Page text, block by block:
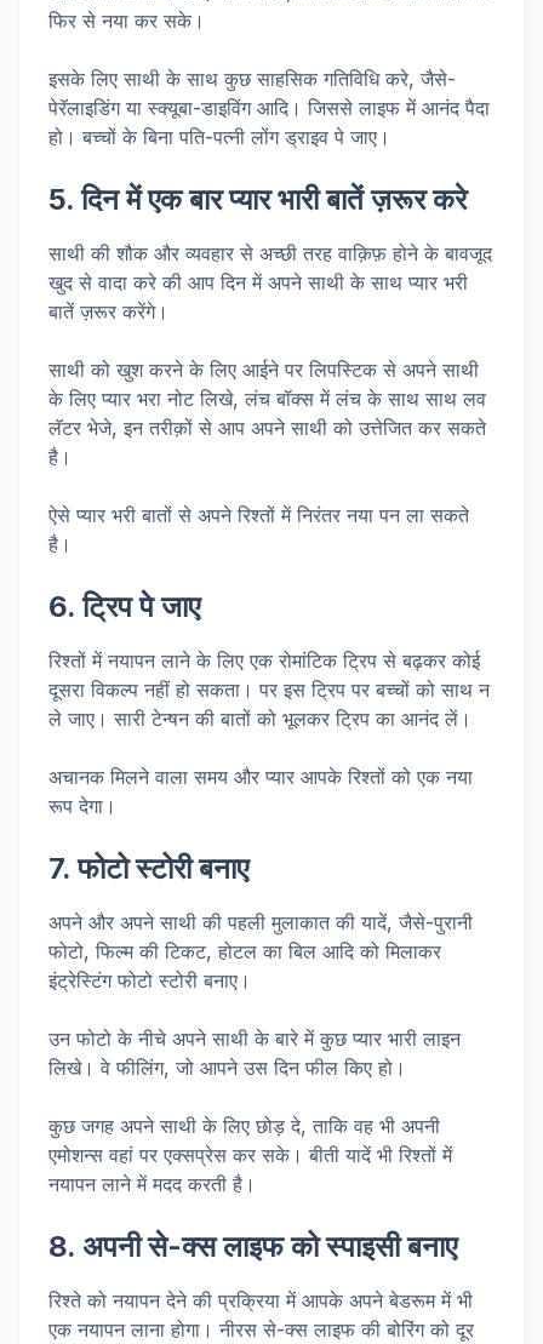
फिर से नया कर सके।
इसके लिए साथी के साथ कुछ साहसिक गतिविधि करे, जैसे-
पेरॅलाइडिंग या स्क्यूबा-डाइविंग आदि। जिससे लाइफ में आनंद पैदा
हो। बच्चों के बिना पति-पत्नी लोंग ड्राइव पे जाए।
5. दिन में एक बार प्यार भारी बातें ज़रूर करे
साथी की शौक और व्यवहार से अच्छी तरह वाक़िफ़ होने के बावजूद
खुद से वादा करे की आप दिन में अपने साथी के साथ प्यार भरी
बातें ज़रूर करेंगे।
साथी को खुश करने के लिए आईने पर लिपस्टिक से अपने साथी
के लिए प्यार भरा नोट लिखे, लंच बॉक्स में लंच के साथ साथ लव
लॅटर भेजे, इन तरीक़ों से आप अपने साथी को उत्तेजित कर सकते
है।
ऐसे प्यार भरी बातों से अपने रिश्तों में निरंतर नया पन ला सकते
है।
6. ट्रिप पे जाए
रिश्तों में नयापन लाने के लिए एक रोमांटिक ट्रिप से बढ़कर कोई
दूसरा विकल्प नहीं हो सकता। पर इस ट्रिप पर बच्चों को साथ न
ले जाए। सारी टेन्षन की बातों को भूलकर ट्रिप का आनंद लें।
अचानक मिलने वाला समय और प्यार आपके रिश्तों को एक नया
रूप देगा।
7. फोटो स्टोरी बनाए
अपने और अपने साथी की पहली मुलाकात की यादें, जैसे-पुरानी
फोटो, फिल्म की टिकट, होटल का बिल आदि को मिलाकर
इंट्रेस्टिंग फोटो स्टोरी बनाए।
उन फोटो के नीचे अपने साथी के बारे में कुछ प्यार भारी लाइन
लिखे। वे फीलिंग, जो आपने उस दिन फील किए हो।
कुछ जगह अपने साथी के लिए छोड़ दे, ताकि वह भी अपनी
एमोशन्स वहां पर एक्सप्रेस कर सके। बीती यादें भी रिश्तों में
नयापन लाने में मदद करती है।
8. अपनी से-क्स लाइफ को स्पाइसी बनाए
रिश्ते को नयापन देने की प्रक्रिया में आपके अपने बेडरूम में भी
एक नयापन लाना होगा। नीरस से-क्स लाइफ की बोरिंग को दूर